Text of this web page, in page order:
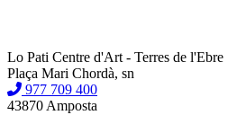
Lo Pati Centre d'Art - Terres de l'Ebre
Plaça Mari Chordà, sn
977 709 400
43870 Amposta